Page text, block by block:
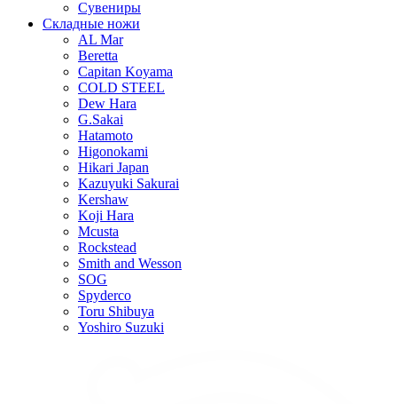
Сувениры
Складные ножи
AL Mar
Beretta
Capitan Koyama
COLD STEEL
Dew Hara
G.Sakai
Hatamoto
Higonokami
Hikari Japan
Kazuyuki Sakurai
Kershaw
Koji Hara
Mcusta
Rockstead
Smith and Wesson
SOG
Spyderco
Toru Shibuya
Yoshiro Suzuki